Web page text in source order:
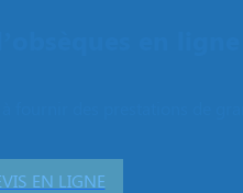
EN LIGNE